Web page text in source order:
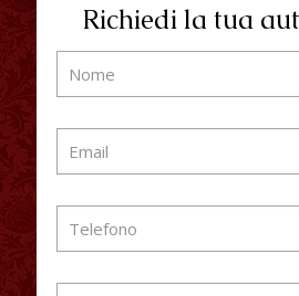
Richiedi la tua